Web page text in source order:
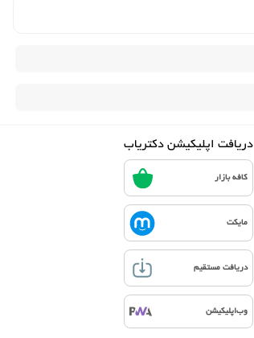
دریافت اپلیکیشن دکتریاب
کافه بازار
مایکت
دریافت مستقیم
وب‌اپلیکیشن